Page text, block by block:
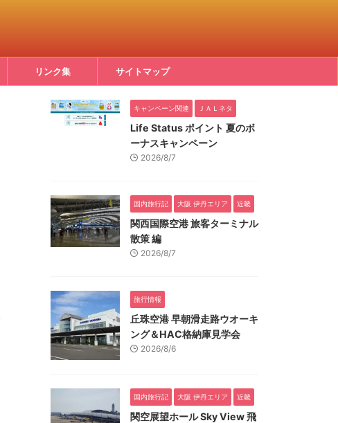
リンク集 サイトマップ
キャンペーン関連 ＪＡＬネタ
Life Status ポイント 夏のボ
ーナスキャンペーン
2026/8/7
国内旅行記 大阪 伊丹エリア 近畿
関西国際空港 旅客ターミナル
散策 編
2026/8/7
旅行情報
丘珠空港 早朝滑走路ウオーキ
ング＆HAC格納庫見学会
2026/8/6
国内旅行記 大阪 伊丹エリア 近畿
関空展望ホール Sky View 飛